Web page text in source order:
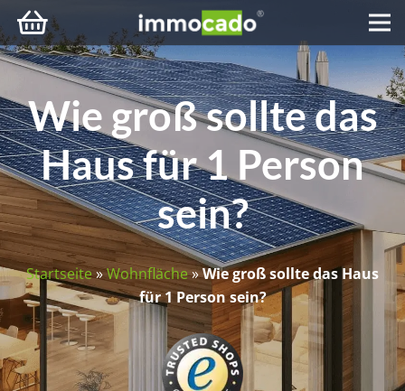
Wie groß sollte das
Haus für 1 Person
sein?
Startseite»Wohnfläche»Wie groß sollte das Haus
für 1 Person sein?